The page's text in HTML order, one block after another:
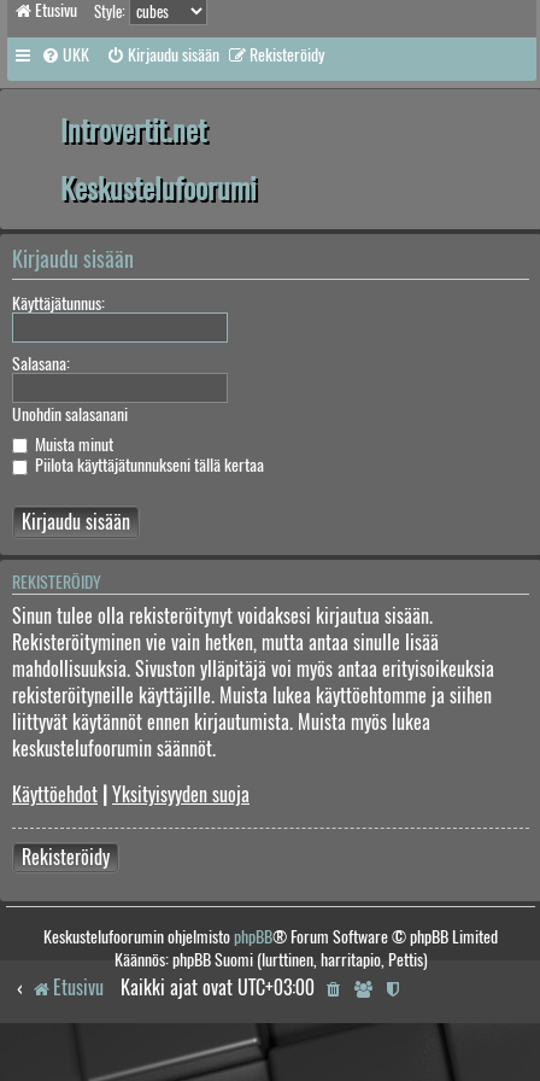
Etusivu Style:
UKK Kirjaudu sisään Rekisteröidy
Introvertit.net
Keskustelufoorumi
Kirjaudu sisään
Käyttäjätunnus:
Salasana:
Unohdin salasanani
Muista minut
Piilota käyttäjätunnukseni tällä kertaa
REKISTERÖIDY
Sinun tulee olla rekisteröitynyt voidaksesi kirjautua sisään.
Rekisteröityminen vie vain hetken, mutta antaa sinulle lisää
mahdollisuuksia. Sivuston ylläpitäjä voi myös antaa erityisoikeuksia
rekisteröityneille käyttäjille. Muista lukea käyttöehtomme ja siihen
liittyvät käytännöt ennen kirjautumista. Muista myös lukea
keskustelufoorumin säännöt.
Käyttöehdot Yksityisyyden suoja
Rekisteröidy
Keskustelufoorumin ohjelmistophpBB® Forum Software © phpBB Limited
Käännös: phpBB Suomi (lurttinen, harritapio, Pettis)
Etusivu Kaikki ajat ovat UTC+03:00